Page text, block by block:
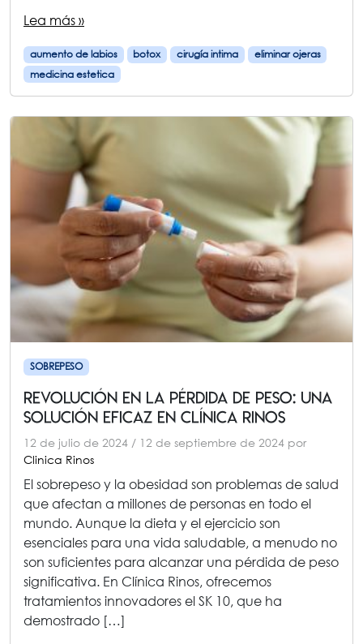
Lea más »
aumento de labios botox cirugía intima
eliminar ojeras
medicina estetica
SOBREPESO
Revolución en la Pérdida de Peso: una
Solución Eficaz en Clínica Rinos
12 de julio de 2024 / 12 de septiembre de 2024 por
Clinica Rinos
El sobrepeso y la obesidad son problemas de salud
que afectan a millones de personas en todo el
mundo. Aunque la dieta y el ejercicio son
esenciales para una vida saludable, a menudo no
son suficientes para alcanzar una pérdida de peso
significativa. En Clínica Rinos, ofrecemos
tratamientos innovadores el SK 10, que ha
demostrado […]